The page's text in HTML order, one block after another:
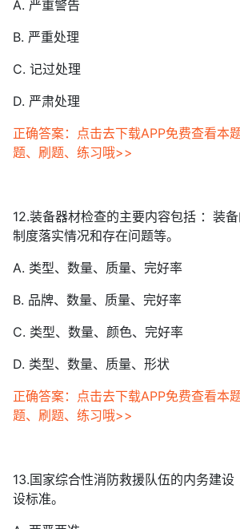
A. 严重警告
B. 严重处理
C. 记过处理
D. 严肃处理
正确答案：点击去下载APP免费查看本
题、刷题、练习哦>>
12.装备器材检查的主要内容包括 ：装备
制度落实情况和存在问题等。
A. 类型、数量、质量、完好率
B. 品牌、数量、质量、完好率
C. 类型、数量、颜色、完好率
D. 类型、数量、质量、形状
正确答案：点击去下载APP免费查看本
题、刷题、练习哦>>
13.国家综合性消防救援队伍的内务建
设标准。